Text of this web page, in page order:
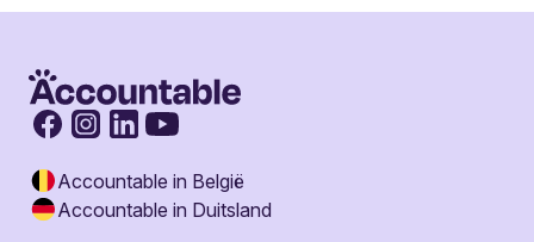
Accountable in België
Accountable in Duitsland